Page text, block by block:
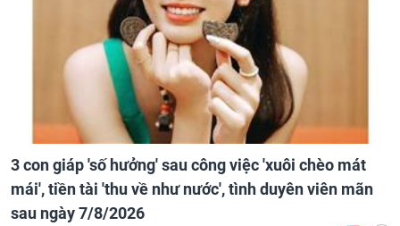
3 con giáp 'số hưởng' sau công việc 'xuôi chèo mát
mái', tiền tài 'thu về như nước', tình duyên viên mãn
sau ngày 7/8/2026